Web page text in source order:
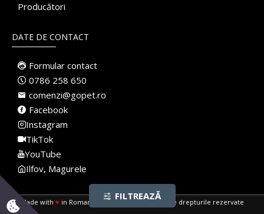
Producători
DATE DE CONTACT
Formular contact
0786 258 650
comenzi@gopet.ro
Facebook
Instagram
TikTok
YouTube
Ilfov, Magurele
Made with ♥ in Romania · Pet Shop Online · Toate drepturile rezervate
FILTREAZĂ